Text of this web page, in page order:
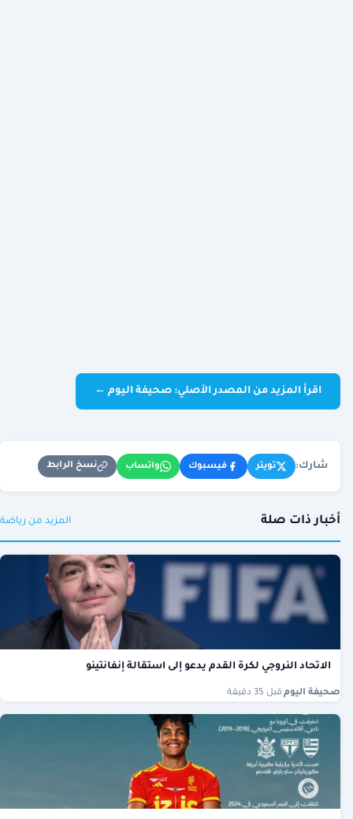
اقرأ المزيد من المصدر الأصلي: صحيفة اليوم ←
شارك: تويتر فيسبوك واتساب نسخ الرابط
أخبار ذات صلة المزيد من رياضة
الاتحاد النروجي لكرة القدم يدعو إلى استقالة إنفانتينو
صحيفة اليوم قبل 35 دقيقة